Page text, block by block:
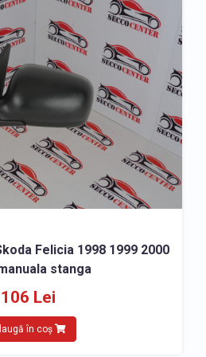
Felicia 1998 1999 2000
stanga
106 Lei
în coș